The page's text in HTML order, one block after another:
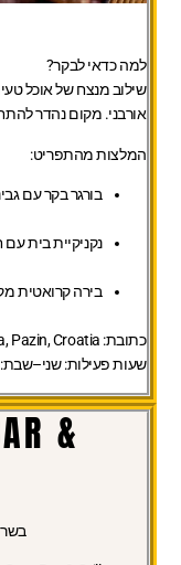
למה כדאי לבקר?
שילוב מנצח של אוכל
אורבני. מקום נהדר
המלצות מהתפריט:
בורגר בקר עם
נקניקיית בית
בירה קרואטית
כתובת:
שעות פעילות:שני–שבת: 12:00–00:00, ראשון: 16:00–23:00
&
בשר